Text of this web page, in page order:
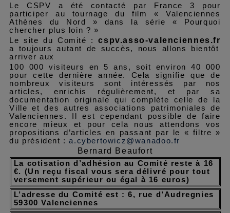
Le CSPV a été contacté par France 3 pour
participer au tournage du film « Valenciennes
Athènes du Nord » dans la série « Pourquoi
chercher plus loin ? »
Le site du Comité :cspv.asso-valenciennes.fr
a toujours autant de succès, nous allons
bientôt
arriver aux
100 000 visiteurs en 5 ans, soit environ 40 000
pour cette dernière année. Cela signifie que de
nombreux visiteurs sont intéressés par nos
articles, enrichis régulièrement, et par sa
documentation originale qui complète celle de la
Ville et des autres associations patrimoniales de
Valenciennes. Il est cependant possible de faire
encore mieux et pour cela nous attendons vos
propositions d’articles en passant par le « filtre »
du président :a.cybertowicz@wanadoo.fr
Bernard Beaufort
La cotisation d’adhésion au Comité reste à 16
€. (Un reçu fiscal vous sera délivré pour tout
versement supérieur ou égal à 16 euros)
L’adresse du Comité est : 6, rue d’Audregnies
59300 Valenciennes